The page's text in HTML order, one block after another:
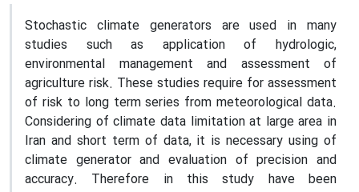
Stochastic climate generators are used in many
studies such as application of hydrologic,
environmental management and assessment of
agriculture risk. These studies require for assessment
of risk to long term series from meteorological data.
Considering of climate data limitation at large area in
Iran and short term of data, it is necessary using of
climate generator and evaluation of precision and
accuracy. Therefore in this study have been